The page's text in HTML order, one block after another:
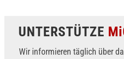
UNTERSTÜTZE
Wir informieren täglich über